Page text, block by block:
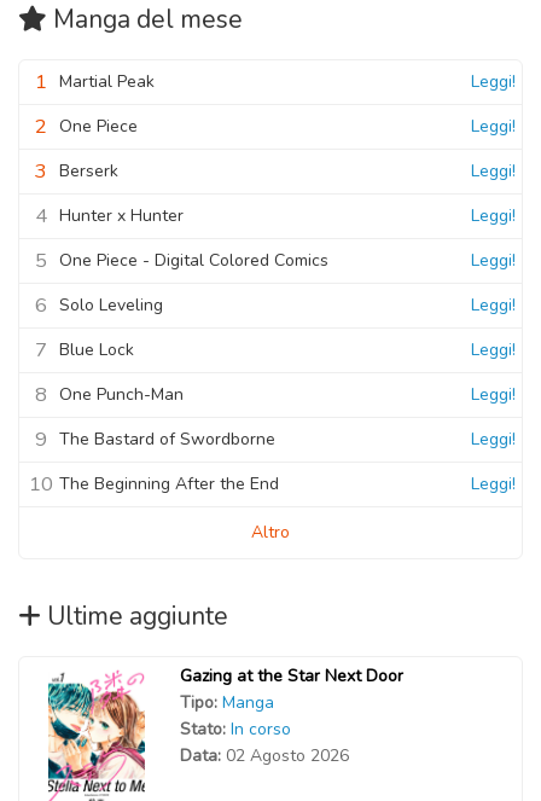
Manga del mese
1 Martial Peak Leggi!
2 One Piece Leggi!
3 Berserk Leggi!
4 Hunter x Hunter Leggi!
5 One Piece - Digital Colored Comics Leggi!
6 Solo Leveling Leggi!
7 Blue Lock Leggi!
8 One Punch-Man Leggi!
9 The Bastard of Swordborne Leggi!
10 The Beginning After the End Leggi!
Altro
Ultime aggiunte
Gazing at the Star Next Door
Tipo: Manga
Stato: In corso
Data: 02 Agosto 2026